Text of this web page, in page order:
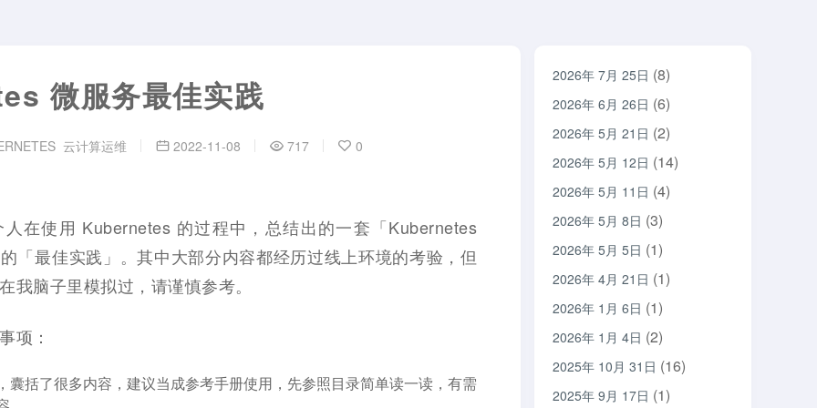
微服务最佳实践
云计算运维 2022-11-08 717 0
在使用 Kubernetes 的过程中，总结出的一套「Kubernetes
「最佳实践」。其中大部分内容都经历过线上环境的考验，但
我脑子里模拟过，请谨慎参考。
项：
囊括了很多内容，建议当成参考手册使用，先参照目录简单读一读，有需
2026年 7月 25日 (8)
2026年 6月 26日 (6)
2026年 5月 21日 (2)
2026年 5月 12日 (14)
2026年 5月 11日 (4)
2026年 5月 8日 (3)
2026年 5月 5日 (1)
2026年 4月 21日 (1)
2026年 1月 6日 (1)
2026年 1月 4日 (2)
2025年 10月 31日 (16)
2025年 9月 17日 (1)